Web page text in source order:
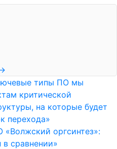
типы ПО мы
критической
на которые будет
перехода»
оргсинтез»:
в сравнении»